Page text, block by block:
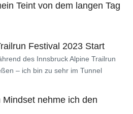
Teint von dem langen Tag
des Innsbruck Alpine Trailrun
– ich bin zu sehr im Tunnel
nehme ich den